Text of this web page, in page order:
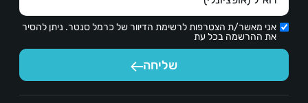
אני מאשר/ת הצטרפות לרשימת הדיוור של כרמל סנטר. ניתן להסיר
את ההרשמה בכל עת
שליחה